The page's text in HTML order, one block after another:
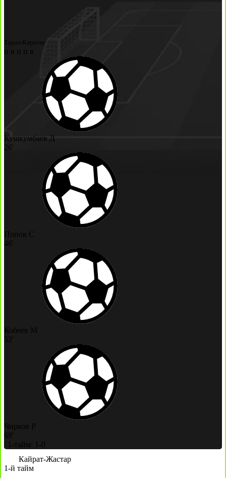
Тараз-Каратау
п в п п в
Кушкумбаев Д
26'
Попов С
46'
Кобеев М
52'
Чирков Р
69'
1-тайм: 1-0
Кайрат-Жастар
1-й тайм